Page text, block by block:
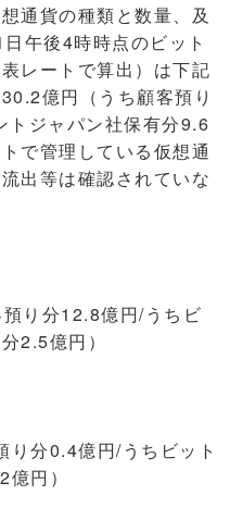
通貨の種類と数量、及
午後4時時点のビット
レートで算出）は下記
億円（うち顧客預り
ジャパン社保有分9.6
で管理している仮想通
出等は確認されていな
り分12.8億円/うちビ
2.5億円）
り分0.4億円/うちビット
円）